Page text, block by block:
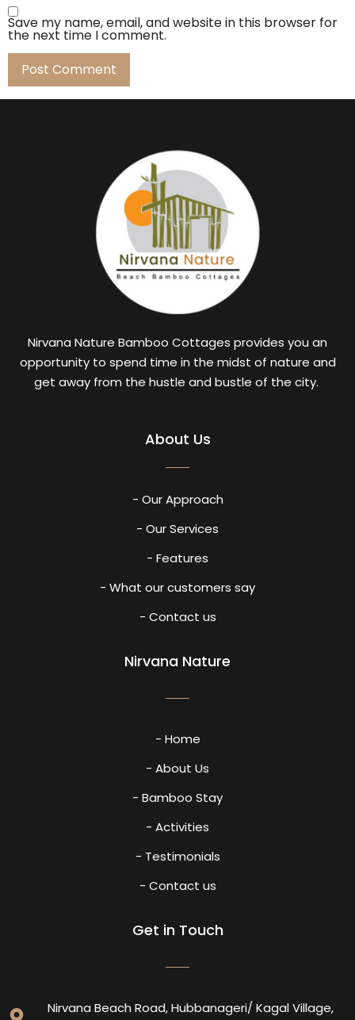
Save my name, email, and website in this browser for
the next time I comment.
Nirvana Nature Bamboo Cottages provides you an
opportunity to spend time in the midst of nature and
get away from the hustle and bustle of the city.
About Us
- Our Approach
- Our Services
- Features
- What our customers say
- Contact us
Nirvana Nature
- Home
- About Us
- Bamboo Stay
- Activities
- Testimonials
- Contact us
Get in Touch
Nirvana Beach Road, Hubbanageri/ Kagal Village,